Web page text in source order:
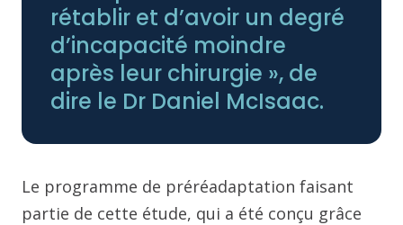
rétablir et d’avoir un degré
d’incapacité moindre
après leur chirurgie », de
dire le Dr Daniel McIsaac.
Le programme de préréadaptation faisant
partie de cette étude, qui a été conçu grâce